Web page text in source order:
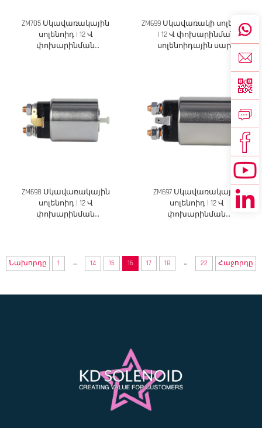
ZM705 Սկավառակային
սոլենոիդ | 12 Վ
փոխարինման
ZM699 Սկավառակի սոլենոիդ
| 12 Վ փոխարինման
սոլենոիդային սարք
ZM698 Սկավառակային
սոլենոիդ | 12 Վ
փոխարինման
ZM697 Սկավառակային
սոլենոիդ | 12 Վ
փոխարինման
Նախորդը 1 ... 14 15 16 17 18 ... 22 Հաջորդը